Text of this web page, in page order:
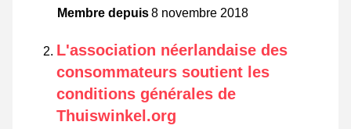
Membre depuis8 novembre 2018
L'association néerlandaise des
consommateurs soutient les
conditions générales de
Thuiswinkel.org